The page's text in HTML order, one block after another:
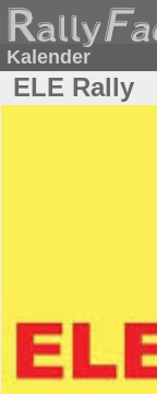
Kalender
ELE Rally